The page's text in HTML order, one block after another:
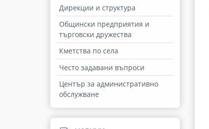
Дирекции и структура
Общински предприятия и
търговски дружества
Кметства по села
Често задавани въпроси
Център за административно
обслужване